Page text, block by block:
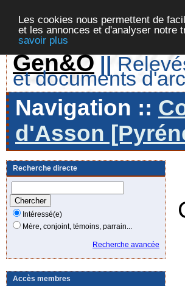
Les cookies nous permettent de
et les annonces et d'analyser notre
savoir plus
Gen&O ||
et documents
Navigation ::
d'Asson
Recherche directe
Intéressé(e)
Mère, conjoint, témoins, parrain...
Recherche avancée
Accès membres